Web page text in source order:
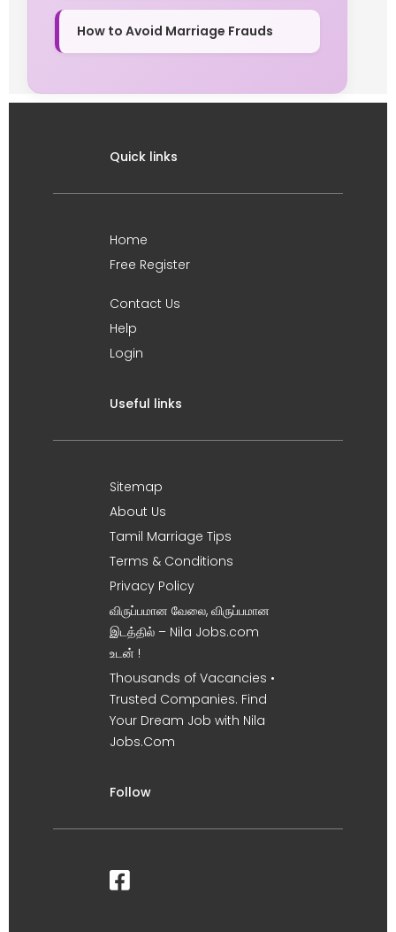
How to Avoid Marriage Frauds
Quick links
Home
Free Register
Contact Us
Help
Login
Useful links
Sitemap
About Us
Tamil Marriage Tips
Terms & Conditions
Privacy Policy
விருப்பமான வேலை, விருப்பமான
இடத்தில் – Nila Jobs.com
உடன் !
Thousands of Vacancies •
Trusted Companies. Find
Your Dream Job with Nila
Jobs.Com
Follow